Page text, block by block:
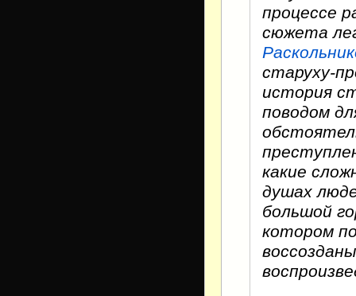
процессе
сюжета
старуху-
история
поводом
какие
душах
большой
котором